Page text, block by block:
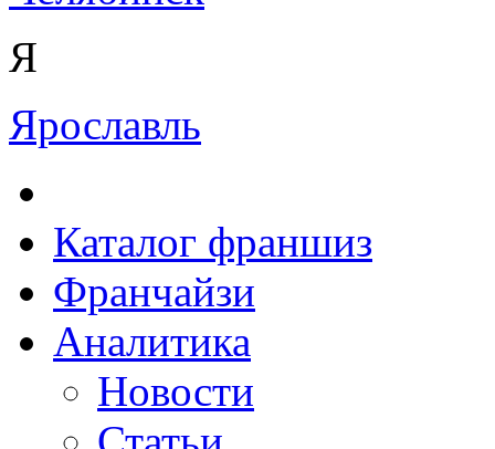
Я
Ярославль
Каталог франшиз
Франчайзи
Аналитика
Новости